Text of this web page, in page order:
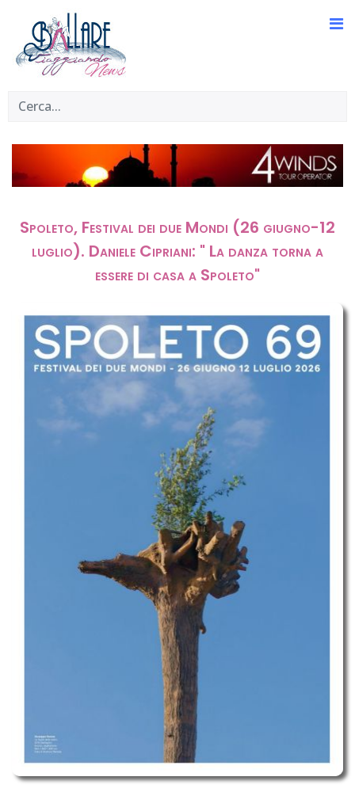
Spoleto, Festival dei due Mondi (26 giugno-12
luglio). Daniele Cipriani: " La danza torna a
essere di casa a Spoleto"